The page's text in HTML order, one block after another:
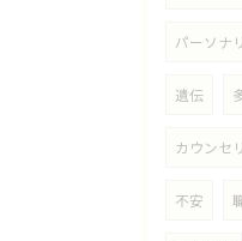
パーソナ
遺伝
カウンセ
不安